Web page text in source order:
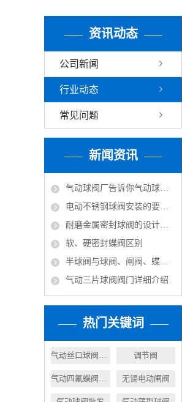
资讯动态
公司新闻
行业动态
常见问题
新闻资讯
气动球阀厂告诉你气动球阀是由截止阀演变而来
电动不锈钢球阀安装的要求以及规范
耐磨金属密封球阀的设计依据
软、硬密封蝶阀区别
半球阀与球阀、闸阀、蝶阀的比较
气动三片球阀阀门详细介绍
热门关键词
气动丝口球阀厂家 调节阀
气动四氟蝶阀供应商 无锡电动闸阀